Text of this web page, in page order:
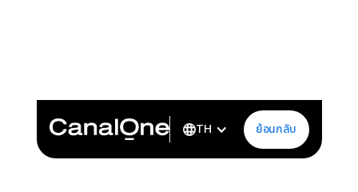
TH ย้อนกลับ